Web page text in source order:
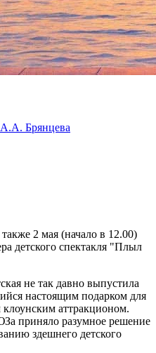
2014, четверг
Брянцева
2 мая (начало в 12.00)
детского спектакля "Плыл
не так давно выпустила
настоящим подарком для
аттракционом.
приняло разумное решение
здешнего детского